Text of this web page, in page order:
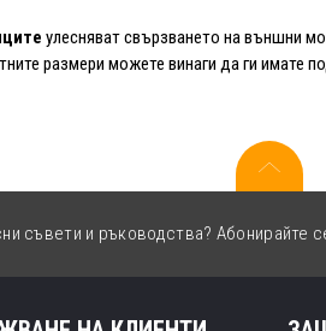
улесняват свързването на външни
размери можете винаги да ги имате
съвети и ръководства? Абонирайте